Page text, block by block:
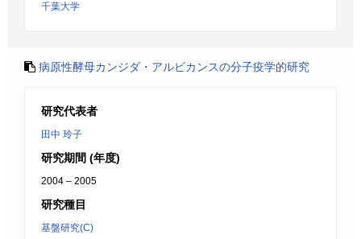
千葉大学
病原性酵母カンジダ・アルビカンスの分子疫学的研究
研究代表者
田中 玲子
研究期間 (年度)
2004 – 2005
研究種目
基盤研究(C)